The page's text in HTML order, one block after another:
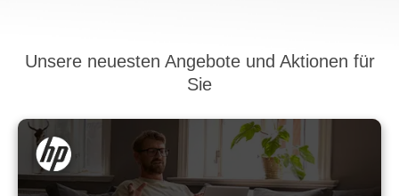
Unsere neuesten Angebote und Aktionen für
Sie